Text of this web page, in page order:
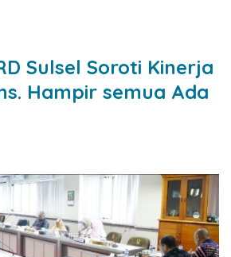
Sulsel Soroti Kinerja
Hampir semua Ada